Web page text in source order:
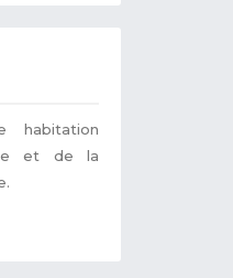
habitation
et de la